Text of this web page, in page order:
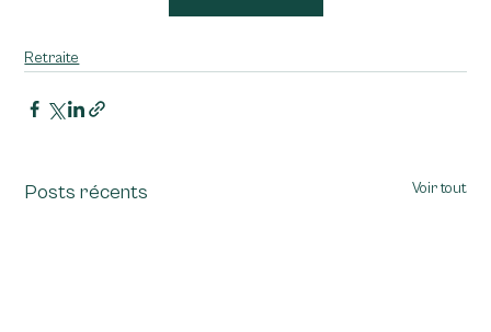
Retraite
Posts récents Voir tout